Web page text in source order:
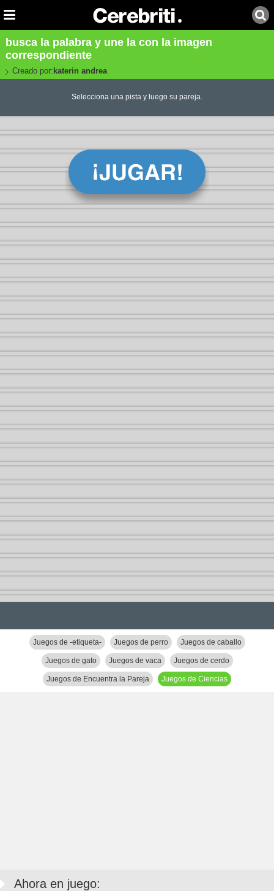
busca la palabra y une la con la imagen
correspondiente
Creado por: katerin andrea
Selecciona una pista y luego su pareja.
Juegos de -etiqueta- Juegos de perro Juegos de caballo
Juegos de gato Juegos de vaca Juegos de cerdo
Juegos de Encuentra la Pareja Juegos de Ciencias
Ahora en juego: